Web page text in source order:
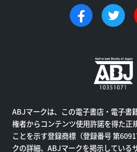
ABJマークは、この電子書店・電子書
権者からコンテンツ使用許諾を得た正
ことを示す登録商標（登録番号 第
クの詳細、ABJマークを掲示している